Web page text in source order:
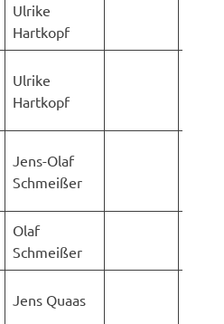
Ulrike
Hartkopf
Ulrike
Hartkopf
Jens-Olaf
Schmeißer
Olaf
Schmeißer
Jens Quaas